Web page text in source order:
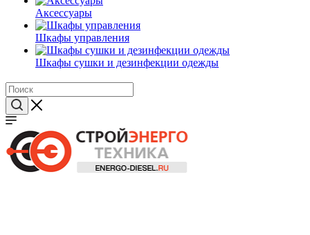
Аксессуары
Шкафы управления
Шкафы сушки и дезинфекции одежды